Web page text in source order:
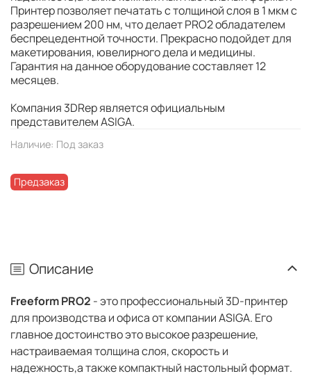
Наличие: Под заказ
Предзаказ
Принтер позволяет печатать с толщиной слоя в 1 мкм с
разрешением 200 нм, что делает PRO2 обладателем
беспрецедентной точности. Прекрасно подойдет для
макетирования, ювелирного дела и медицины.
Гарантия на данное оборудование составляет 12
месяцев.
Компания 3DRep является официальным
представителем ASIGA.
Описание
Freeform PRO2 - это профессиональный 3D-принтер
для производства и офиса от компании ASIGA. Его
главное достоинство это высокое разрешение,
настраиваемая толщина слоя, скорость и
надежность,а также компактный настольный формат.